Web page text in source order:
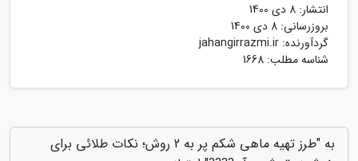
انتشار: 8 دی 1400
بروزرسانی: 8 دی 1400
گردآورنده: jahangirrazmi.ir
شناسه مطلب: 1668
به "طرز تهیه ماهی شکم پر به 2 روش؛ نکات طلائی برای